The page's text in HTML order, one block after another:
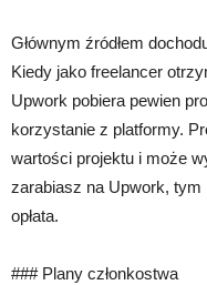
Głównym źródłem
Kiedy jako freelancer
Upwork pobiera pewien
korzystanie z platformy.
wartości projektu i może
zarabiasz na Upwork,
opłata.
### Plany członkostwa